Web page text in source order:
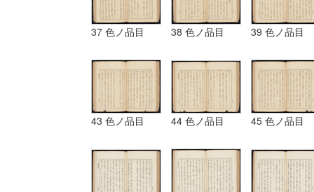
37 色ノ品目 38 色ノ品目 39 色ノ品目
43 色ノ品目 44 色ノ品目 45 色ノ品目